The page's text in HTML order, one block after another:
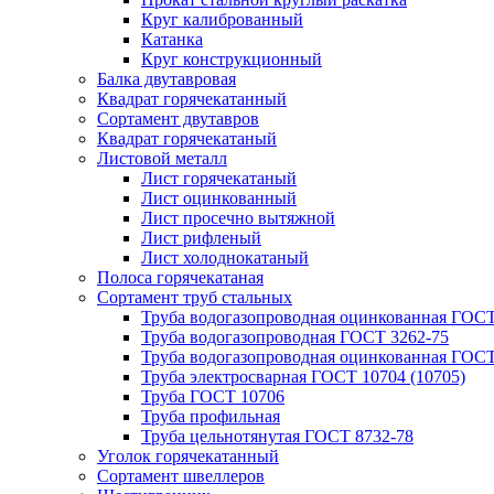
Круг калиброванный
Катанка
Круг конструкционный
Балка двутавровая
Квадрат горячекатанный
Сортамент двутавров
Квадрат горячекатаный
Листовой металл
Лист горячекатаный
Лист оцинкованный
Лист просечно вытяжной
Лист рифленый
Лист холоднокатаный
Полоса горячекатаная
Сортамент труб стальных
Труба водогазопроводная оцинкованная
Труба водогазопроводная ГОСТ 3262-75
Труба водогазопроводная оцинкованная
Труба электросварная ГОСТ 10704 (10705)
Труба ГОСТ 10706
Труба профильная
Труба цельнотянутая ГОСТ 8732-78
Уголок горячекатанный
Сортамент швеллеров